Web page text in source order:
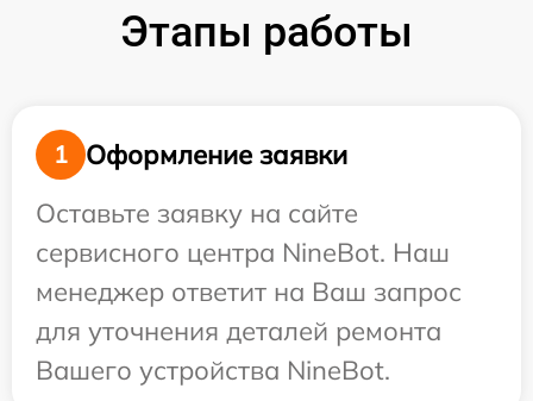
Этапы работы
1
Оформление заявки
Оставьте заявку на сайте
сервисного центра NineBot. Наш
менеджер ответит на Ваш запрос
для уточнения деталей ремонта
Вашего устройства NineBot.